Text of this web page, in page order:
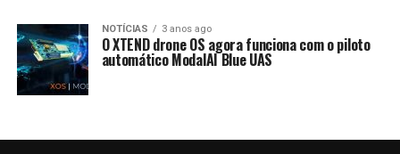
NOTÍCIAS 3 anos ago
O XTEND drone OS agora funciona com o piloto
automático ModalAI Blue UAS